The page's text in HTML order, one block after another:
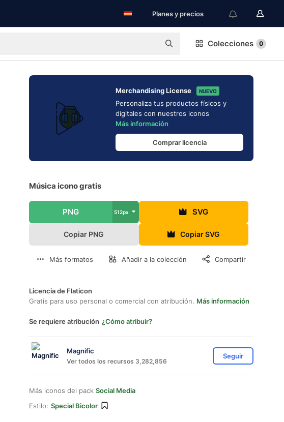
Planes y precios
Colecciones 0
Merchandising License NUEVO
Personaliza tus productos físicos y
digitales con nuestros iconos
Más información
Comprar licencia
Música icono gratis
PNG 512px SVG
Copiar PNG Copiar SVG
Más formatos Añadir a la colección Compartir
Licencia de Flaticon
Gratis para uso personal o comercial con atribución. Más información
Se requiere atribución ¿Cómo atribuir?
Magnific
Ver todos los recursos 3,282,856
Seguir
Más iconos del pack Social Media
Estilo: Special Bicolor